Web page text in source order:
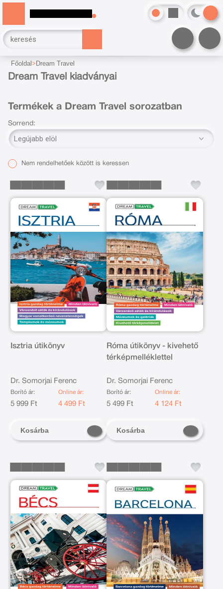
Főoldal Dream Travel
Dream Travel kiadványai
Termékek a Dream Travel sorozatban
Sorrend:
Nem rendelhetőek között is keressen
Isztria útikönyv
Dr. Somorjai Ferenc
Borító ár:
5 999 Ft
Online ár:
4 499 Ft
Kosárba
Róma útikönyv - kivehető
térképmelléklettel
Dr. Somorjai Ferenc
Borító ár:
5 499 Ft
Online ár:
4 124 Ft
Kosárba